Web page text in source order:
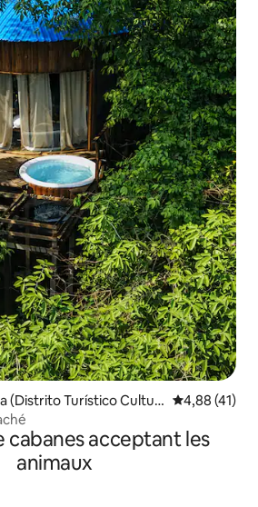
(Distrito Turístico Cultur
Évaluation
4,88 (41)
cabanes acceptant les
animaux